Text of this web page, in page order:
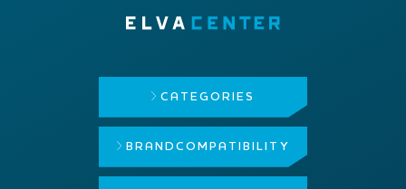
CATEGORIES
BRAND COMPATIBILITY